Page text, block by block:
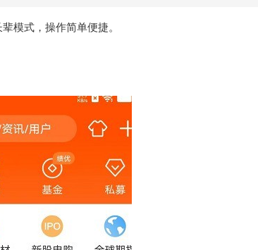
模式，操作简单便捷。